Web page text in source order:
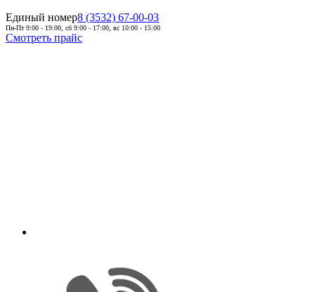
Единый номер8 (3532) 67-00-03
Пн-Пт 9:00 - 19:00, сб 9:00 - 17:00, вс 10:00 - 15:00
Смотреть прайс